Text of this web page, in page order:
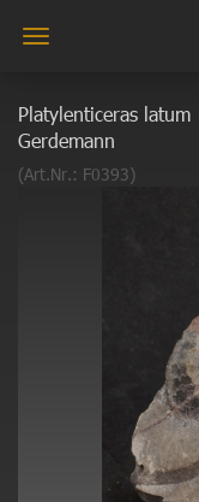
Platylenticeras
Gerdemann
(Art.Nr.: F0393)